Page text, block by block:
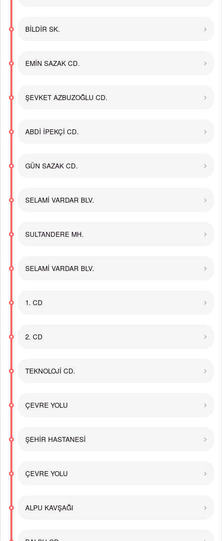
BİLDİR SK.
EMİN SAZAK CD.
ŞEVKET AZBUZOĞLU CD.
ABDİ İPEKÇİ CD.
GÜN SAZAK CD.
SELAMİ VARDAR BLV.
SULTANDERE MH.
SELAMİ VARDAR BLV.
1. CD
2. CD
TEKNOLOJİ CD.
ÇEVRE YOLU
ŞEHİR HASTANESİ
ÇEVRE YOLU
ALPU KAVŞAĞI